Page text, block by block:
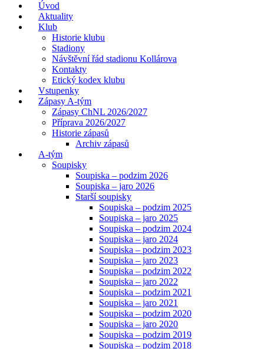
Úvod
Aktuality
Klub
Historie klubu
Stadiony
Návštěvní řád stadionu Kollárova
Kontakty
Etický kodex klubu
Vstupenky
Zápasy A-tým
Zápasy ChNL 2026/2027
Příprava 2026/2027
Historie zápasů
Archiv zápasů
A-tým
Soupisky
Soupiska – podzim 2026
Soupiska – jaro 2026
Starší soupisky
Soupiska – podzim 2025
Soupiska – jaro 2025
Soupiska – podzim 2024
Soupiska – jaro 2024
Soupiska – podzim 2023
Soupiska – jaro 2023
Soupiska – podzim 2022
Soupiska – jaro 2022
Soupiska – podzim 2021
Soupiska – jaro 2021
Soupiska – podzim 2020
Soupiska – jaro 2020
Soupiska – podzim 2019
Soupiska – podzim 2018